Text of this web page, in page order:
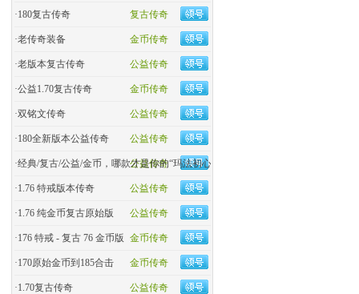
复古传奇
·180复古传奇
金币传奇
·老传奇装备
公益传奇
·老版本复古传奇
金币传奇
·公益1.70复古传奇
公益传奇
·双铭文传奇
公益传奇
·180全新版本公益传奇
公益传奇
·经典/复古/公益/金币，哪款才是你的“玛法初心
公益传奇
·1.76 特戒版本传奇
公益传奇
·1.76 纯金币复古原始版
金币传奇
·176 特戒 - 复古 76 金币版
金币传奇
·170原始金币到185合击
公益传奇
·​1.70复古传奇